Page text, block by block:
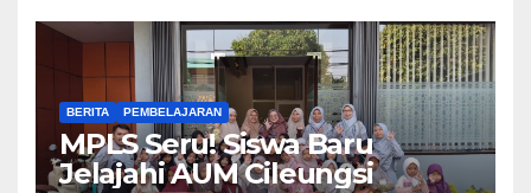
BERITA PEMBELAJARAN
MPLS Seru! Siswa Baru
Jelajahi AUM Cileungsi